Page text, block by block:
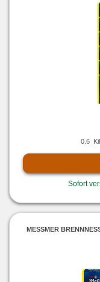
0.6
Sofort
MESSMER